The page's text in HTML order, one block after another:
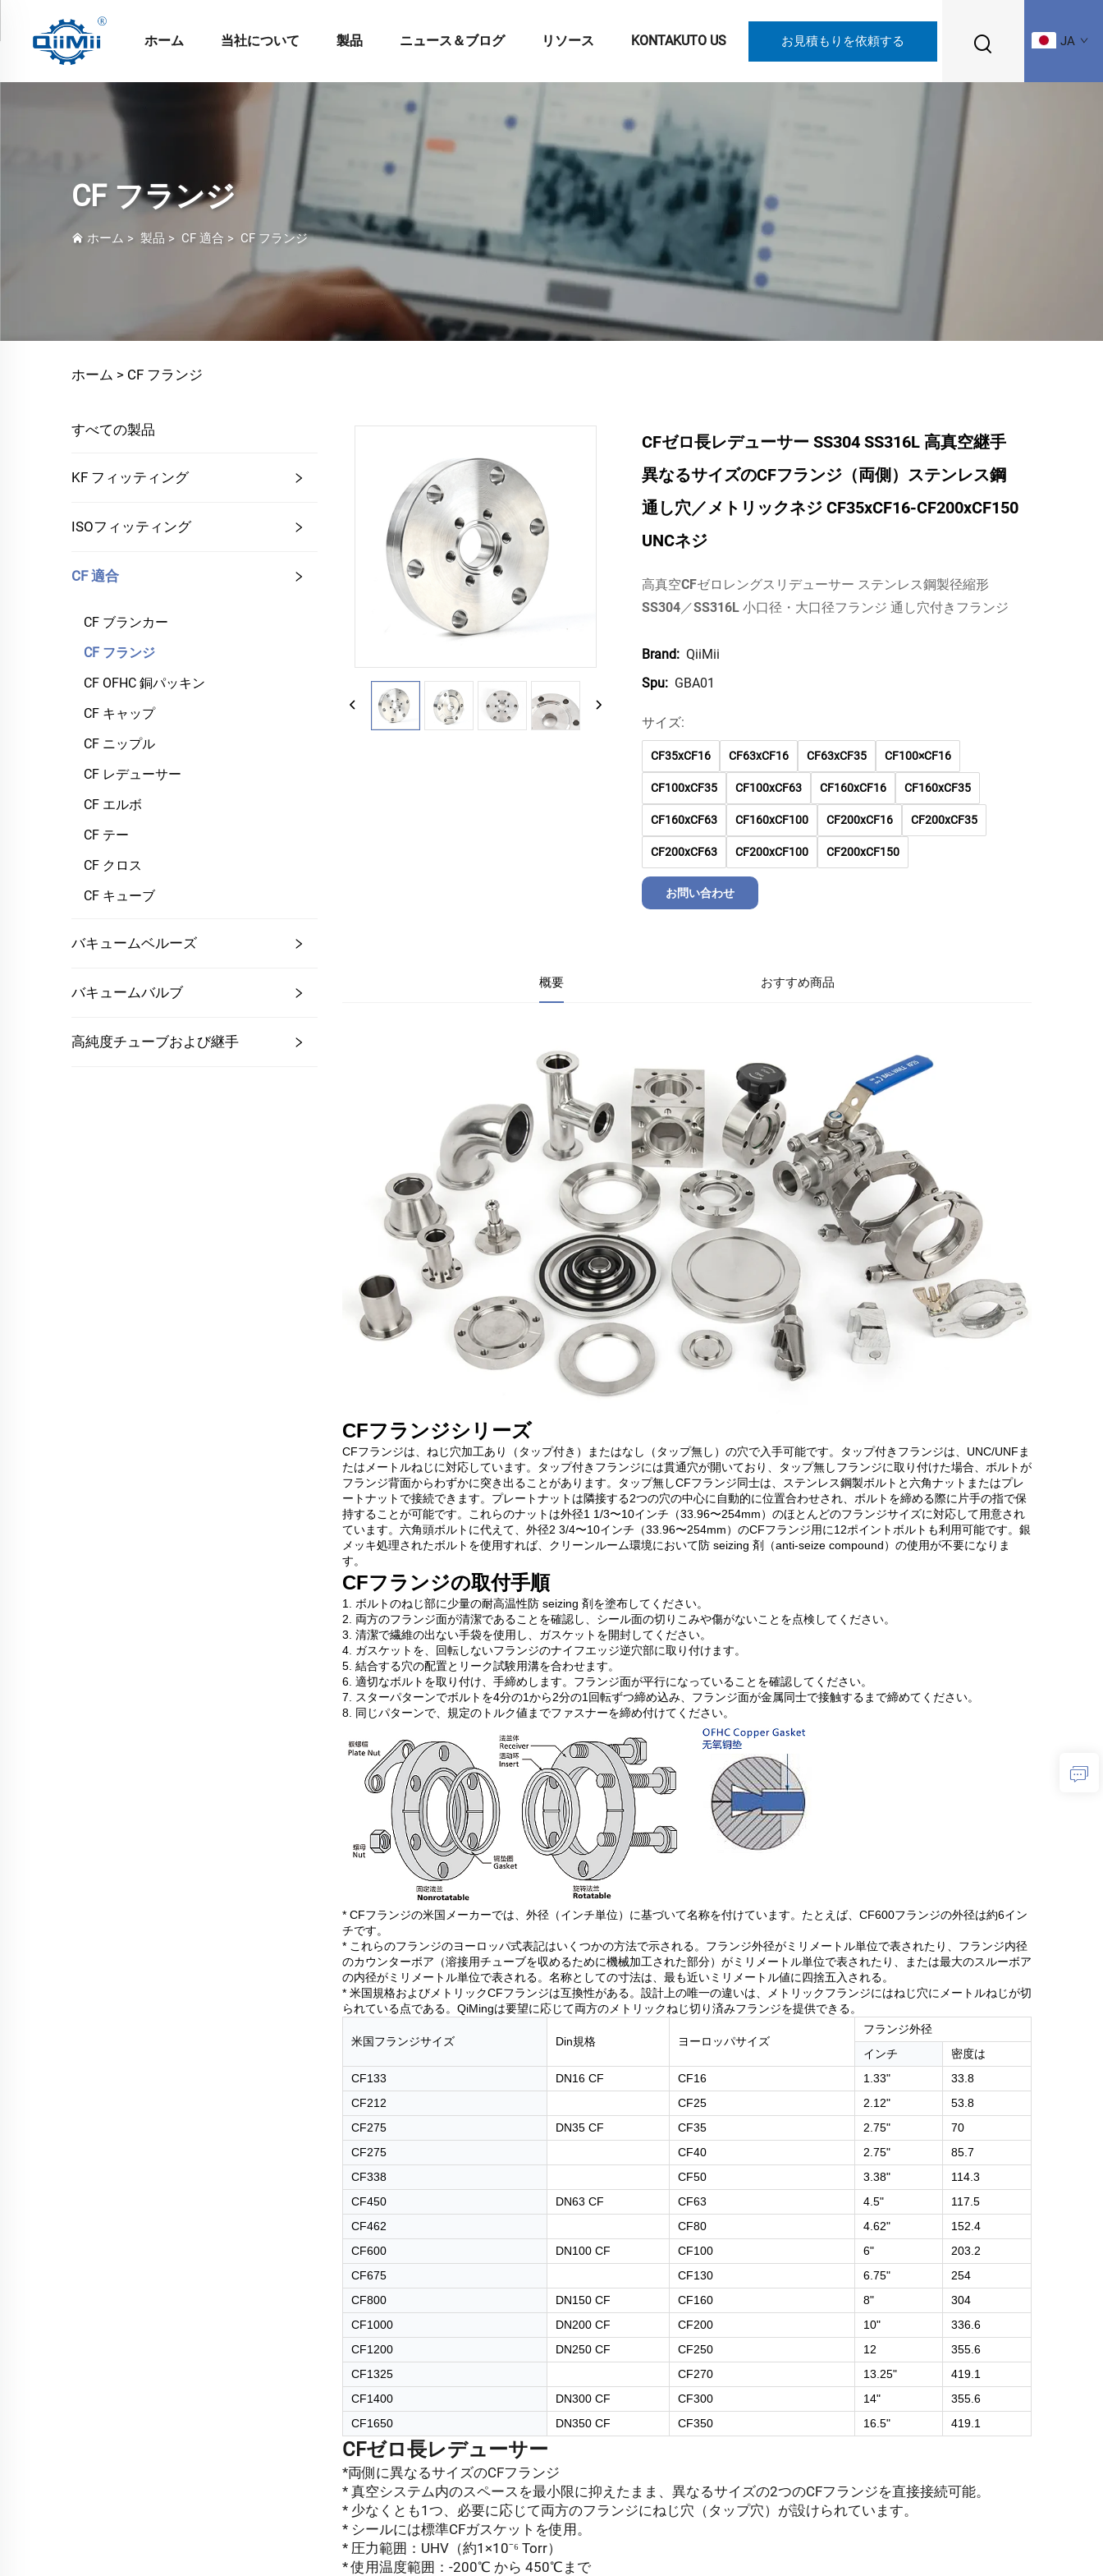
ホーム 当社について 製品 ニュース＆ブログ リソース KONTAKUTO US お見積もりを依頼する JA
CF フランジ
ホーム > 製品 > CF 適合 > CF フランジ
ホーム > CF フランジ
すべての製品
KF フィッティング
ISOフィッティング
CF 適合
CF ブランカー
CF フランジ
CF OFHC 銅パッキン
CF キャップ
CF ニップル
CF レデューサー
CF エルボ
CF テー
CF クロス
CF キューブ
バキュームベルーズ
バキュームバルブ
高純度チューブおよび継手
CFゼロ長レデューサー SS304 SS316L 高真空継手
異なるサイズのCFフランジ（両側）ステンレス鋼
通し穴／メトリックネジ CF35xCF16-CF200xCF150
UNCネジ
高真空CFゼロレングスリデューサー ステンレス鋼製径縮形
SS304／SS316L 小口径・大口径フランジ 通し穴付きフランジ
Brand: QiiMii
Spu: GBA01
サイズ:
CF35xCF16 CF63xCF16 CF63xCF35 CF100×CF16
CF100xCF35 CF100xCF63 CF160xCF16 CF160xCF35
CF160xCF63 CF160xCF100 CF200xCF16 CF200xCF35
CF200xCF63 CF200xCF100 CF200xCF150
お問い合わせ
概要 おすすめ商品
CFフランジシリーズ
CFフランジは、ねじ穴加工あり（タップ付き）またはなし（タップ無し）の穴で入手可能です。タップ付きフランジは、UNC/UNFま
たはメートルねじに対応しています。タップ付きフランジには貫通穴が開いており、タップ無しフランジに取り付けた場合、ボルトが
フランジ背面からわずかに突き出ることがあります。タップ無しCFフランジ同士は、ステンレス鋼製ボルトと六角ナットまたはプレ
ートナットで接続できます。プレートナットは隣接する2つの穴の中心に自動的に位置合わせされ、ボルトを締める際に片手の指で保
持することが可能です。これらのナットは外径1 1/3〜10インチ（33.96〜254mm）のほとんどのフランジサイズに対応して用意され
ています。六角頭ボルトに代えて、外径2 3/4〜10インチ（33.96〜254mm）のCFフランジ用に12ポイントボルトも利用可能です。銀
メッキ処理されたボルトを使用すれば、クリーンルーム環境において防 seizing 剤（anti-seize compound）の使用が不要になりま
す。
CFフランジの取付手順
1. ボルトのねじ部に少量の耐高温性防 seizing 剤を塗布してください。
2. 両方のフランジ面が清潔であることを確認し、シール面の切りこみや傷がないことを点検してください。
3. 清潔で繊維の出ない手袋を使用し、ガスケットを開封してください。
4. ガスケットを、回転しないフランジのナイフエッジ逆穴部に取り付けます。
5. 結合する穴の配置とリーク試験用溝を合わせます。
6. 適切なボルトを取り付け、手締めします。フランジ面が平行になっていることを確認してください。
7. スターパターンでボルトを4分の1から2分の1回転ずつ締め込み、フランジ面が金属同士で接触するまで締めてください。
8. 同じパターンで、規定のトルク値までファスナーを締め付けてください。
* CFフランジの米国メーカーでは、外径（インチ単位）に基づいて名称を付けています。たとえば、CF600フランジの外径は約6イン
チです。
* これらのフランジのヨーロッパ式表記はいくつかの方法で示される。フランジ外径がミリメートル単位で表されたり、フランジ内径
のカウンターボア（溶接用チューブを収めるために機械加工された部分）がミリメートル単位で表されたり、または最大のスルーボア
の内径がミリメートル単位で表される。名称としての寸法は、最も近いミリメートル値に四捨五入される。
* 米国規格およびメトリックCFフランジは互換性がある。設計上の唯一の違いは、メトリックフランジにはねじ穴にメートルねじが切
られている点である。QiMingは要望に応じて両方のメトリックねじ切り済みフランジを提供できる。
米国フランジサイズ Din規格 ヨーロッパサイズ
フランジ外径
インチ
密度は
CF133
DN16 CF CF16 1.33"
33.8
CF212
CF25 2.12"
53.8
CF275
DN35 CF CF35 2.75"
70
CF275
CF40 2.75"
85.7
CF338
CF50 3.38"
114.3
CF450
DN63 CF CF63 4.5"
117.5
CF462
CF80 4.62"
152.4
CF600
DN100 CF CF100 6"
203.2
CF675
CF130 6.75"
254
CF800
DN150 CF CF160 8"
304
CF1000
DN200 CF CF200 10"
336.6
CF1200
DN250 CF CF250 12
355.6
CF1325
CF270 13.25"
419.1
CF1400
DN300 CF CF300 14"
355.6
CF1650
DN350 CF CF350 16.5" 419.1
CFゼロ長レデューサー
*両側に異なるサイズのCFフランジ
* 真空システム内のスペースを最小限に抑えたまま、異なるサイズの2つのCFフランジを直接接続可能。
* 少なくとも1つ、必要に応じて両方のフランジにねじ穴（タップ穴）が設けられています。
* シールには標準CFガスケットを使用。
* 圧力範囲：UHV（約1×10⁻⁶ Torr）
* 使用温度範囲：-200℃ から 450℃まで